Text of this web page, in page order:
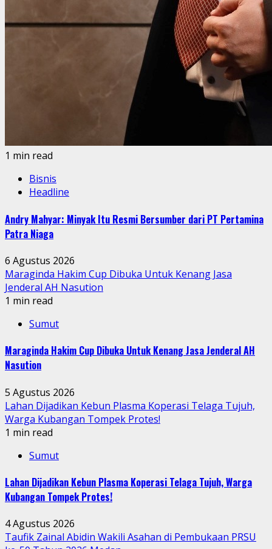
1 min read
Bisnis
Headline
Andry Mahyar: Minyak Itu Resmi Bersumber dari PT Pertamina
Patra Niaga
6 Agustus 2026
Maraginda Hakim Cup Dibuka Untuk Kenang Jasa
Jenderal AH Nasution
1 min read
Sumut
Maraginda Hakim Cup Dibuka Untuk Kenang Jasa Jenderal AH
Nasution
5 Agustus 2026
Lahan Dijadikan Kebun Plasma Koperasi Telaga Tujuh,
Warga Kubangan Tompek Protes!
1 min read
Sumut
Lahan Dijadikan Kebun Plasma Koperasi Telaga Tujuh, Warga
Kubangan Tompek Protes!
4 Agustus 2026
Taufik Zainal Abidin Wakili Asahan di Pembukaan PRSU